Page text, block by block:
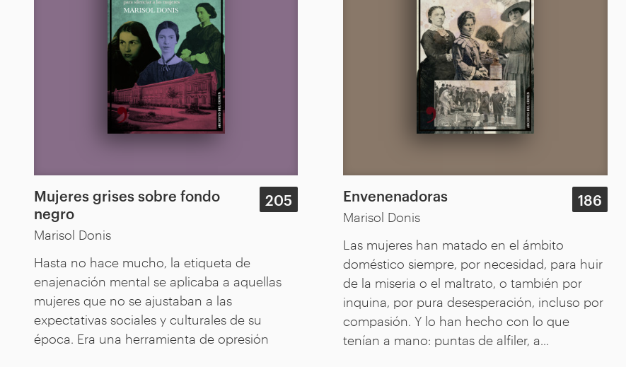
Mujeres grises sobre fondo
negro
Marisol Donis
205
Hasta no hace mucho, la etiqueta de
enajenación mental se aplicaba a aquellas
mujeres que no se ajustaban a las
expectativas sociales y culturales de su
época. Era una herramienta de opresión
Envenenadoras
Marisol Donis
186
Las mujeres han matado en el ámbito
doméstico siempre, por necesidad, para huir
de la miseria o el maltrato, o también por
inquina, por pura desesperación, incluso por
compasión. Y lo han hecho con lo que
tenían a mano: puntas de alfiler, a...